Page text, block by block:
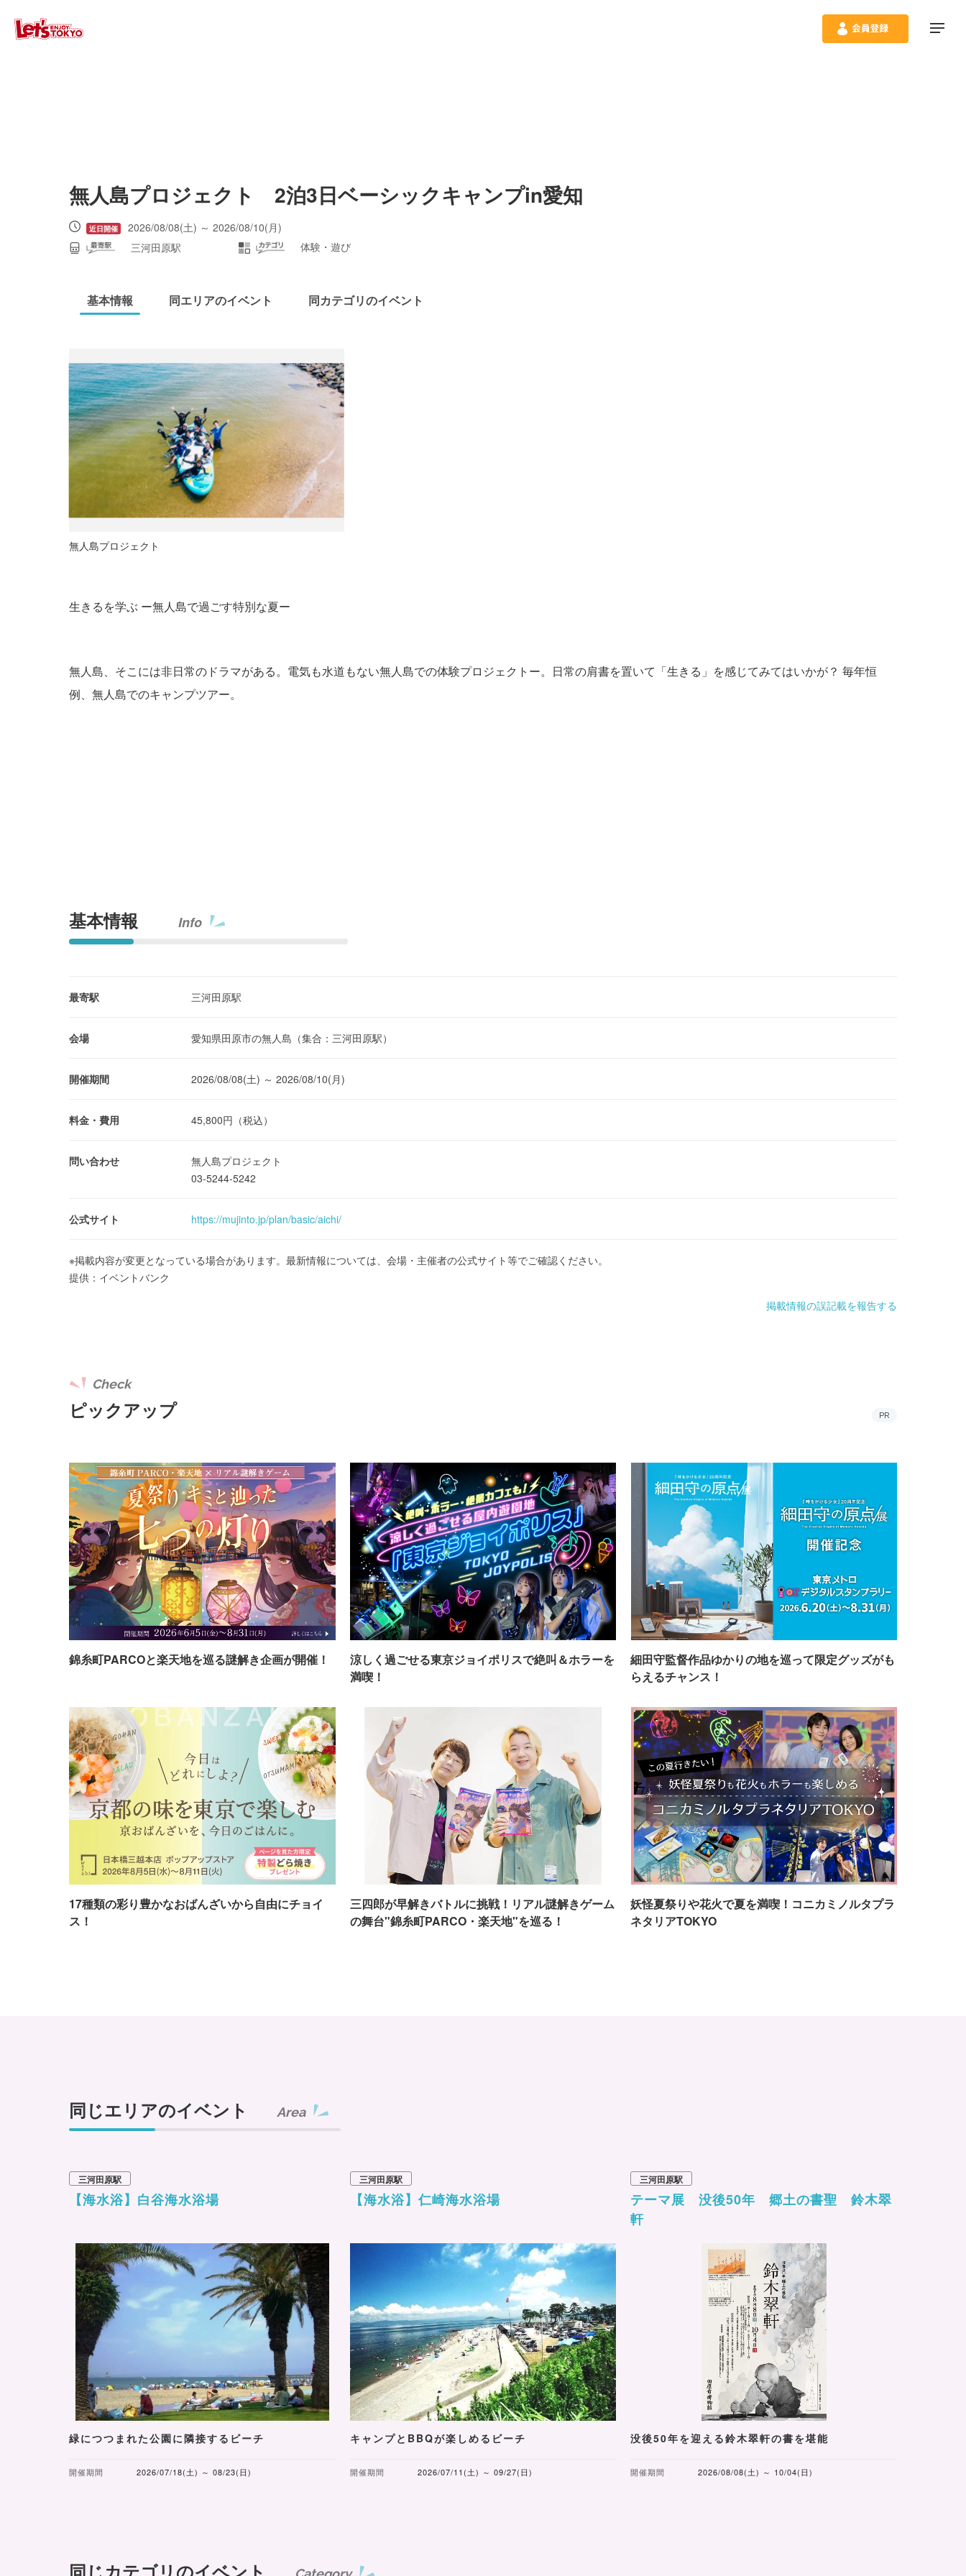
無人島プロジェクト 2泊3日ベーシックキャンプin愛知
2026/08/08(土) ～ 2026/08/10(月)
三河田原駅
体験・遊び
基本情報 同エリアのイベント 同カテゴリのイベント
無人島プロジェクト
生きるを学ぶ ー無人島で過ごす特別な夏ー
無人島、そこには非日常のドラマがある。電気も水道もない無人島での体験プロジェクトー。日常の肩書を置いて「生きる」を感じてみてはいかが？ 毎年恒
例、無人島でのキャンプツアー。
基本情報 Info
最寄駅 三河田原駅
会場 愛知県田原市の無人島（集合：三河田原駅）
開催期間 2026/08/08(土) ～ 2026/08/10(月)
料金・費用 45,800円（税込）
問い合わせ
無人島プロジェクト
03-5244-5242
公式サイト https://mujinto.jp/plan/basic/aichi/
※掲載内容が変更となっている場合があります。最新情報については、会場・主催者の公式サイト等でご確認ください。
提供：イベントバンク
掲載情報の誤記載を報告する
ピックアップ
Check
PR
錦糸町PARCOと楽天地を巡る謎解き企画が開催！
涼しく過ごせる東京ジョイポリスで絶叫＆ホラーを
満喫！
細田守監督作品ゆかりの地を巡って限定グッズがも
らえるチャンス！
17種類の彩り豊かなおばんざいから自由にチョイ
ス！
三四郎が早解きバトルに挑戦！リアル謎解きゲーム
の舞台"錦糸町PARCO・楽天地"を巡る！
妖怪夏祭りや花火で夏を満喫！コニカミノルタプラ
ネタリアTOKYO
同じエリアのイベント Area
三河田原駅
【海水浴】白谷海水浴場
緑につつまれた公園に隣接するビーチ
開催期間 2026/07/18(土) ～ 08/23(日)
三河田原駅
【海水浴】仁崎海水浴場
キャンプとBBQが楽しめるビーチ
開催期間 2026/07/11(土) ～ 09/27(日)
三河田原駅
テーマ展 没後50年 郷土の書聖 鈴木翠
軒
没後50年を迎える鈴木翠軒の書を堪能
開催期間 2026/08/08(土) ～ 10/04(日)
同じカテゴリのイベント